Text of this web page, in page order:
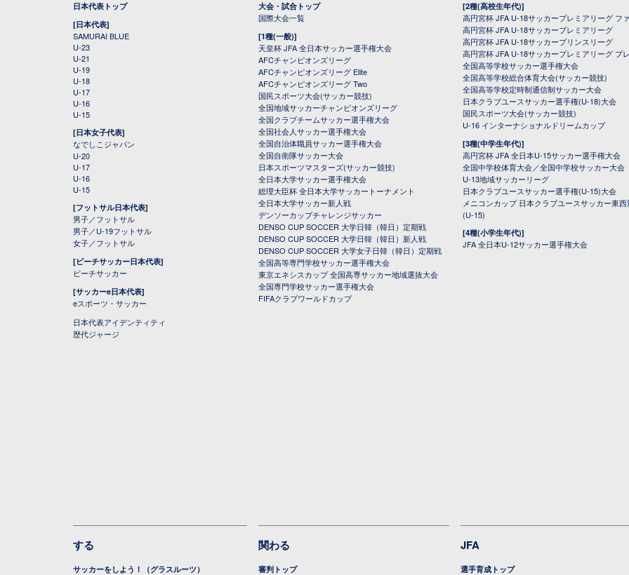
日本代表トップ
[日本代表]
SAMURAI BLUE
U-23
U-21
U-19
U-18
U-17
U-16
U-15
[日本女子代表]
なでしこジャパン
U-20
U-17
U-16
U-15
[フットサル日本代表]
男子／フットサル
男子／U-19フットサル
女子／フットサル
[ビーチサッカー日本代表]
ビーチサッカー
[サッカーe日本代表]
eスポーツ・サッカー
日本代表アイデンティティ
歴代ジャージ
大会・試合トップ
国際大会一覧
[1種(一般)]
天皇杯 JFA 全日本サッカー選手権大会
AFCチャンピオンズリーグ
AFCチャンピオンズリーグ Elite
AFCチャンピオンズリーグ Two
国民スポーツ大会(サッカー競技)
全国地域サッカーチャンピオンズリーグ
全国クラブチームサッカー選手権大会
全国社会人サッカー選手権大会
全国自治体職員サッカー選手権大会
全国自衛隊サッカー大会
日本スポーツマスターズ(サッカー競技)
全日本大学サッカー選手権大会
総理大臣杯 全日本大学サッカートーナメント
全日本大学サッカー新人戦
デンソーカップチャレンジサッカー
DENSO CUP SOCCER 大学日韓（韓日）定期戦
DENSO CUP SOCCER 大学日韓（韓日）新人戦
DENSO CUP SOCCER 大学女子日韓（韓日）定期戦
全国高等専門学校サッカー選手権大会
東京エネシスカップ 全国高専サッカー地域選抜大会
全国専門学校サッカー選手権大会
FIFAクラブワールドカップ
[2種(高校生年代)]
高円宮杯 JFA U-18サッカープレミアリーグ フ
高円宮杯 JFA U-18サッカープレミアリーグ
高円宮杯 JFA U-18サッカープリンスリーグ
高円宮杯 JFA U-18サッカープレミアリーグ プ
全国高等学校サッカー選手権大会
全国高等学校総合体育大会(サッカー競技)
全国高等学校定時制通信制サッカー大会
日本クラブユースサッカー選手権(U-18)大会
国民スポーツ大会(サッカー競技)
U-16 インターナショナルドリームカップ
[3種(中学生年代)]
高円宮杯 JFA 全日本U-15サッカー選手権大会
全国中学校体育大会／全国中学校サッカー大会
U-13地域サッカーリーグ
日本クラブユースサッカー選手権(U-15)大会
メニコンカップ 日本クラブユースサッカー東
(U-15)
[4種(小学生年代)]
JFA 全日本U-12サッカー選手権大会
する
サッカーをしよう！（グラスルーツ）
関わる
審判トップ
JFA
選手育成トップ